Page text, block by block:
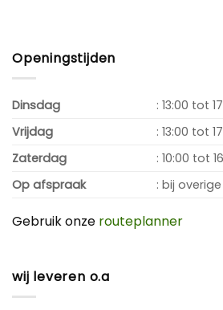
Openingstijden
Dinsdag
: 13:00 tot
Vrijdag
: 13:00 tot
Zaterdag
: 10:00 tot
Op afspraak
: bij
Gebruik onze routeplanner
wij leveren o.a